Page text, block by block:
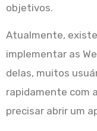
objetivos.
Atualmente,
implementar as
delas, muitos
rapidamente com
precisar abrir um